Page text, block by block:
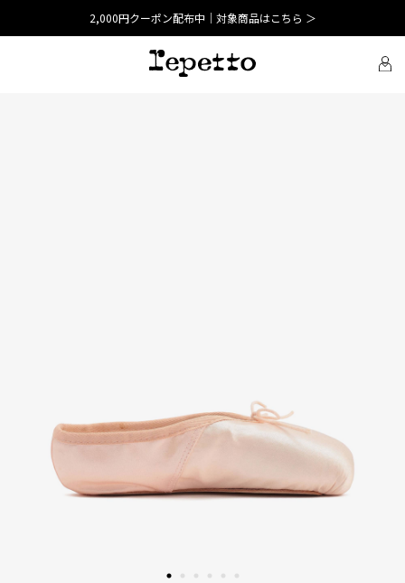
2,000円クーポン配布中｜対象商品はこちら ＞